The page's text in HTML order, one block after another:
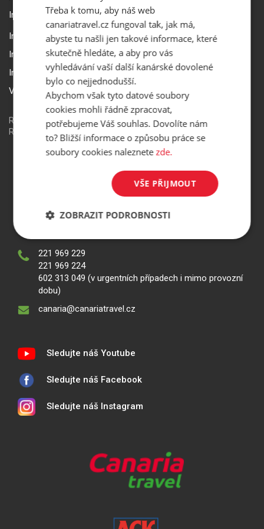
Informace k rezervaci zájezdu
Informace k pojištění
Informace k letecké přepravě
Informace k ubytování a pobytu
Volitelné doplňkové služby
Redakční systémis>content| Rezervační systémis>tour
RealizaceMagicWare
Jungmannova 7, 110 00, Praha 1
Po - Pá 09.00 - 17.30 hod.
So - Ne ZAVŘENO
Státní svátky zavřeno
221 969 229
221 969 224
602 313 049 (v urgentních případech i mimo provozní
dobu)
canaria@canariatravel.cz
Sledujte náš Youtube
Sledujte náš Facebook
Sledujte náš Instagram
Třeba k tomu, aby náš web
canariatravel.cz fungoval tak, jak má,
abyste tu našli jen takové informace, které
skutečně hledáte, a aby pro vás
vyhledávání vaší další kanárské dovolené
bylo co nejjednodušší.
Abychom však tyto datové soubory
cookies mohli řádně zpracovat,
potřebujeme Váš souhlas. Dovolíte nám
to? Bližší informace o způsobu práce se
soubory cookies naleznetezde.
VŠE PŘIJMOUT
ZOBRAZIT PODROBNOSTI